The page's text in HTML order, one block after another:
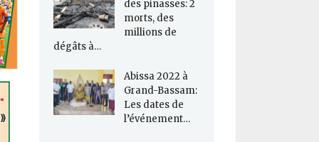
des pinasses: 2
morts, des
millions de
dégâts à…
Abissa 2022 à
Grand-Bassam:
Les dates de
l’événement…